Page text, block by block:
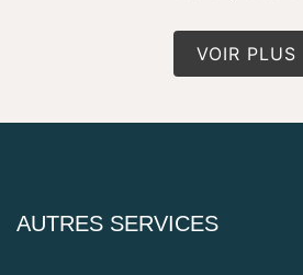
VOIR PLUS
AUTRES SERVICES